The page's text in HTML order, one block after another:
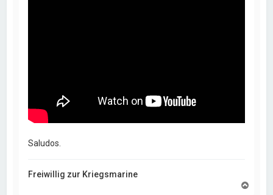
Saludos.
Freiwillig zur Kriegsmarine